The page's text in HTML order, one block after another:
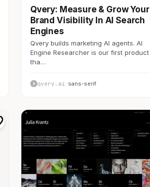
Qvery: Measure & Grow Your
Brand Visibility In AI Search
Engines
Qvery builds marketing AI agents. AI
Engine Researcher is our first product
tha…
qvery.ai · sans-serif